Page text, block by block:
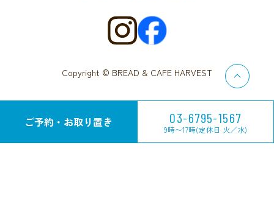
ご予約・お取り置き 03-6795-1567
9時〜17時(定休日 火／水)
Copyright © BREAD & CAFE HARVEST